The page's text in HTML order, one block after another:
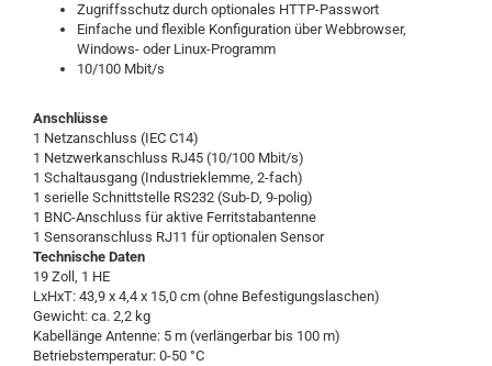
Zugriffsschutz durch optionales HTTP-Passwort
Einfache und flexible Konfiguration über Webbrowser,
Windows- oder Linux-Programm
10/100 Mbit/s
Anschlüsse
1 Netzanschluss (IEC C14)
1 Netzwerkanschluss RJ45 (10/100 Mbit/s)
1 Schaltausgang (Industrieklemme, 2-fach)
1 serielle Schnittstelle RS232 (Sub-D, 9-polig)
1 BNC-Anschluss für aktive Ferritstabantenne
1 Sensoranschluss RJ11 für optionalen Sensor
Technische Daten
19 Zoll, 1 HE
LxHxT: 43,9 x 4,4 x 15,0 cm (ohne Befestigungslaschen)
Gewicht: ca. 2,2 kg
Kabellänge Antenne: 5 m (verlängerbar bis 100 m)
Betriebstemperatur: 0-50 °C